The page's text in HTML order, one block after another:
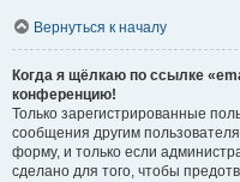
Вернуться к началу
Когда я щёлкаю по ссылке
конференцию!
Только зарегистрированные
сообщения другим
форму, и только если
сделано для того, чтобы